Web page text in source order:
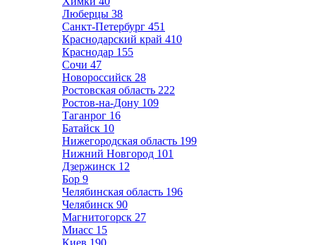
Люберцы 38
Санкт-Петербург 451
Краснодарский край 410
Краснодар 155
Сочи 47
Новороссийск 28
Ростовская область 222
Ростов-на-Дону 109
Таганрог 16
Батайск 10
Нижегородская область 199
Нижний Новгород 101
Дзержинск 12
Бор 9
Челябинская область 196
Челябинск 90
Магнитогорск 27
Миасс 15
Киев 190